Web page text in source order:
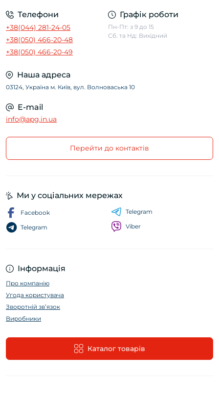
Телефони
+38(044) 281-24-05
+38(050) 466-20-48
+38(050) 466-20-49
Графік роботи
Пн-Пт: з 9 до 15
Сб. та Нд: Вихідний
Наша адреса
03124, Україна м. Київ, вул. Волноваська 10
E-mail
info@apg.in.ua
Перейти до контактів
Інформація
Про компанію
Угода користувача
Зворотній зв’язок
Виробники
Каталог товарів
Ми у соціальних мережах
Facebook
Telegram
Telegram
Viber